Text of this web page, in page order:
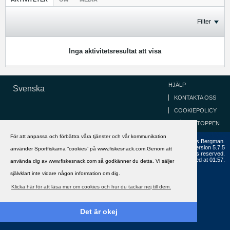
För att anpassa och förbättra våra tjänster och vår kommunikation
använder Sportfiskarna ”cookies” på www.fiskesnack.com.Genom att
använda dig av www.fiskesnack.com så godkänner du detta. Vi säljer
självklart inte vidare någon information om dig.
Klicka här för att läsa mer om cookies och hur du tackar nej till dem.
Det är okej
Filter
Inga aktivitetsresultat att visa
Svenska HJÄLP
KONTAKTA OSS
COOKIEPOLICY
GÅ TILL TOPPEN
Copyright ©2002 - 2021, FiskeSnack.com. Grundad 2002 av Anders Bergman.
Powered byvBulletin®
Version 5.7.5
Copyright © 2026 MH Sub I, LLC dba vBulletin. All rights reserved.
All times are GMT+1. This page was generated at 01:57.